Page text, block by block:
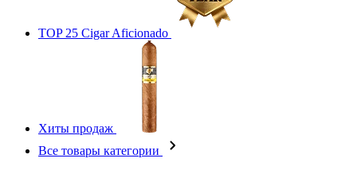
TOP 25 Cigar Aficionado
Хиты продаж
Все товары категории